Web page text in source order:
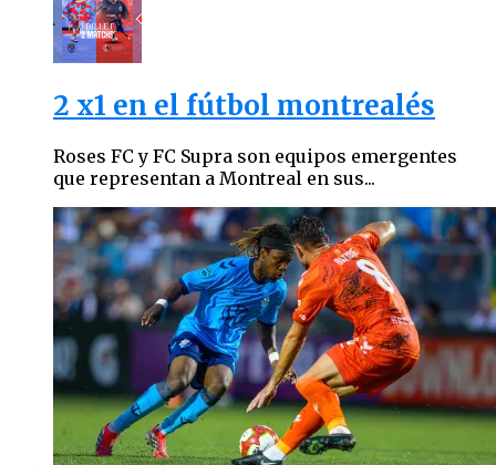
2 x1 en el fútbol montrealés
Roses FC y FC Supra son equipos emergentes
que representan a Montreal en sus...